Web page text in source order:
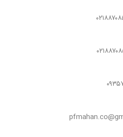
شامل